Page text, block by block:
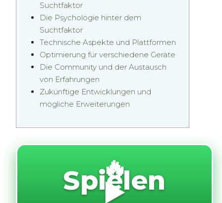
Suchtfaktor
Die Psychologie hinter dem
Suchtfaktor
Technische Aspekte und Plattformen
Optimierung für verschiedene Geräte
Die Community und der Austausch
von Erfahrungen
Zukünftige Entwicklungen und
mögliche Erweiterungen
🔥
Spielen
▶️